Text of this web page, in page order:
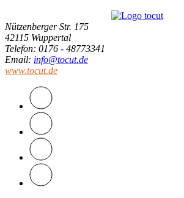
Nützenberger Str. 175
42115 Wuppertal
Telefon: 0176 - 48773341
Email: info@tocut.de
www.tocut.de